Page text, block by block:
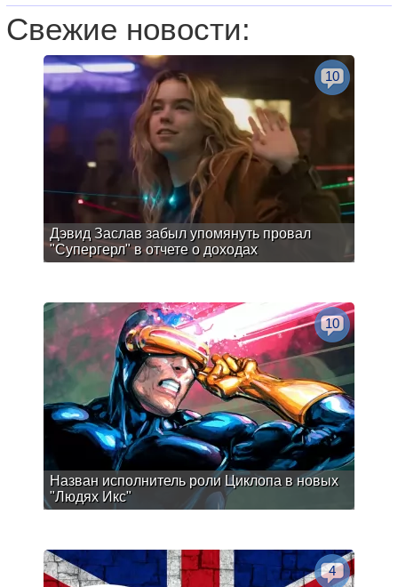
Свежие новости:
Дэвид Заслав забыл упомянуть провал
"Супергерл" в отчете о доходах
10
Назван исполнитель роли Циклопа в новых
"Людях Икс"
10
4